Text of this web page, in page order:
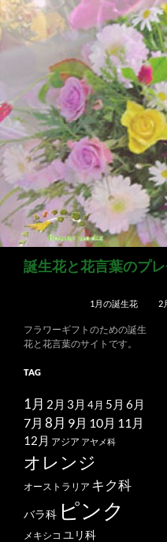
コ
ン
ツ
へ
ス
キ
ッ
プ
誕生花と花言葉のプ
1月の誕生花 2
フラワーギフトのための誕生
花と花言葉のサイトです。
TAG
1月 2月 3月 4月 5月 6月
7月 8月 9月 10月 11月
12月 アジア アヤメ科
オレンジ
オーストラリア キク科
バラ科 ピンク
メキシコ ユリ科